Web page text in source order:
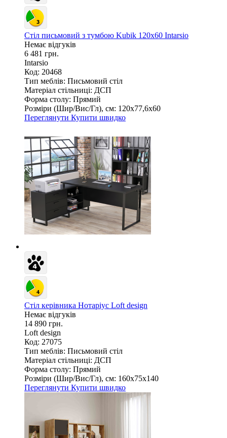
Стіл письмовий з тумбою Kubik 120х60 Intarsio
Немає відгуків
6 481 грн.
Intarsio
Код: 20468
Тип меблів: Письмовий стіл
Матеріал стільниці: ДСП
Форма столу: Прямий
Розміри (Шир/Вис/Гл), см: 120х77,6х60
Переглянути Купити швидко
Стіл керівника Нотаріус Loft design
Немає відгуків
14 890 грн.
Loft design
Код: 27075
Тип меблів: Письмовий стіл
Матеріал стільниці: ДСП
Форма столу: Прямий
Розміри (Шир/Вис/Гл), см: 160х75х140
Переглянути Купити швидко